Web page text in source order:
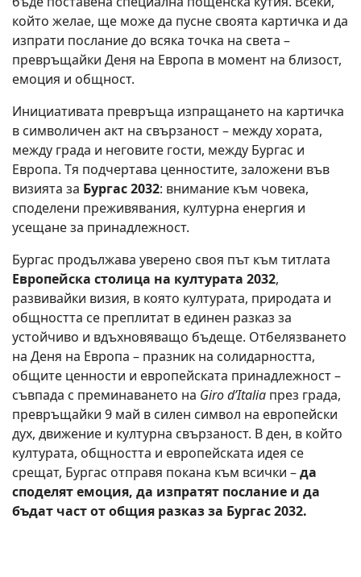
който желае, ще може да пусне своята картичка и да
изпрати послание до всяка точка на света –
превръщайки Деня на Европа в момент на близост,
емоция и общност.
Инициативата превръща изпращането на картичка
в символичен акт на свързаност – между хората,
между града и неговите гости, между Бургас и
Европа. Тя подчертава ценностите, заложени във
визията за Бургас 2032: внимание към човека,
споделени преживявания, културна енергия и
усещане за принадлежност.
Бургас продължава уверено своя път към титлата
Европейска столица на културата 2032,
развивайки визия, в която културата, природата и
общността се преплитат в единен разказ за
устойчиво и вдъхновяващо бъдеще. Отбелязването
на Деня на Европа – празник на солидарността,
общите ценности и европейската принадлежност –
съвпада с преминаването на Giro d’Italia през града,
превръщайки 9 май в силен символ на европейски
дух, движение и културна свързаност. В ден, в който
културата, общността и европейската идея се
срещат, Бургас отправя покана към всички –да
споделят емоция, да изпратят послание и да
бъдат част от общия разказ за Бургас 2032.